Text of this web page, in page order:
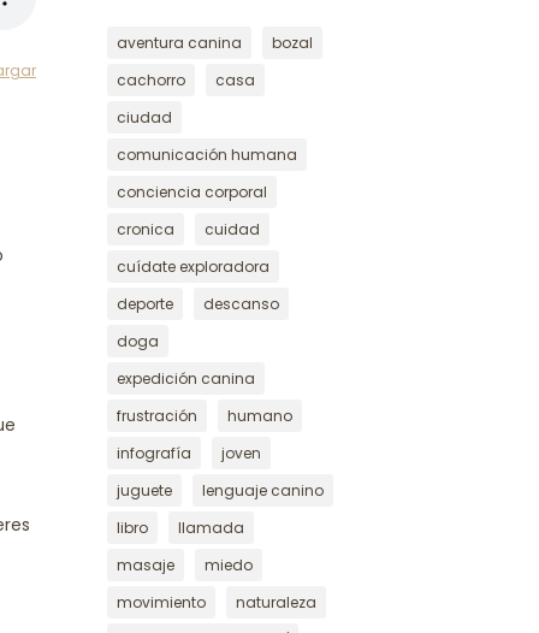
aventura canina
bozal
cachorro
casa
ciudad
comunicación humana
conciencia corporal
cronica
cuidad
cuídate exploradora
deporte
descanso
doga
expedición canina
frustración
humano
infografía
joven
juguete
lenguaje canino
libro
llamada
masaje
miedo
movimiento
naturaleza